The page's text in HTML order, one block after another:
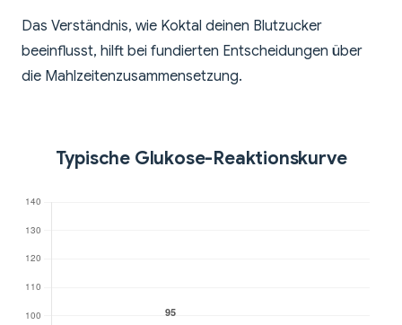
Das Verständnis, wie Koktal deinen Blutzucker
beeinflusst, hilft bei fundierten Entscheidungen über
die Mahlzeitenzusammensetzung.
Typische Glukose-Reaktionskurve